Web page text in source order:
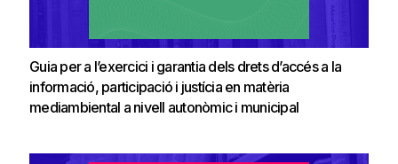
Guia per a l’exercici i garantia dels drets d’accés a la
informació, participació i justícia en matèria
mediambiental a nivell autonòmic i municipal